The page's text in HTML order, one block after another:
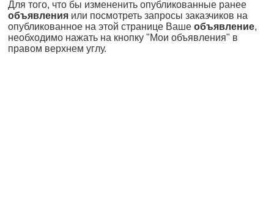
Для того, что бы измененить опубликованные ранее
объявления или посмотреть запросы заказчиков на
опубликованное на этой странице Ваше объявление,
необходимо нажать на кнопку "Мои объявления" в
правом верхнем углу.